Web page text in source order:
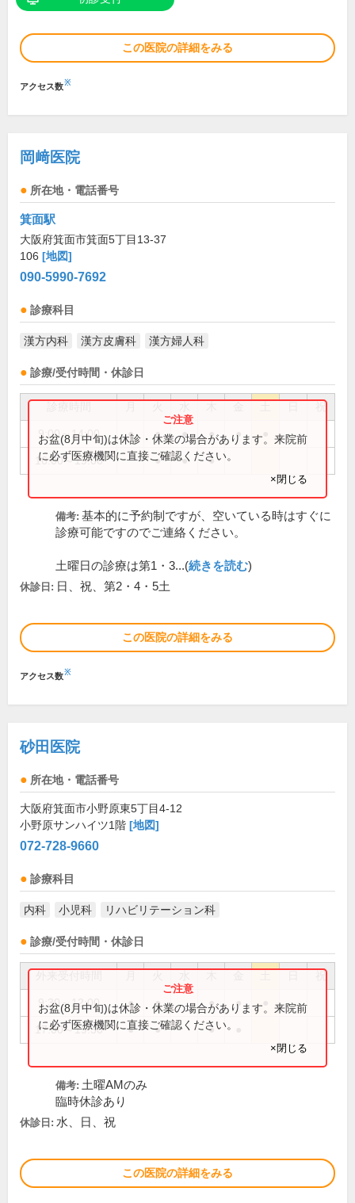
この医院の詳細をみる
アクセス数※
岡﨑医院
所在地・電話番号
箕面駅
大阪府箕面市箕面5丁目13-37
106 [地図]
090-5990-7692
診療科目
漢方内科 漢方皮膚科 漢方婦人科
診療/受付時間・休診日
祝
9:00～14:00 ● ● ● ● ●
16:00～19:00 ● ● ●
お盆(8月中旬)は休診・休業の場合があります。来院前
に必ず医療機関に直接ご確認ください。
×閉じる
備考: 基本的に予約制ですが、空いている時はすぐに
診療可能ですのでご連絡ください。
土曜日の診療は第1・3...(続きを読む)
休診日: 日、祝、第2・4・5土
この医院の詳細をみる
アクセス数※
砂田医院
所在地・電話番号
大阪府箕面市小野原東5丁目4-12
小野原サンハイツ1階 [地図]
072-728-9660
診療科目
内科 小児科 リハビリテーション科
診療/受付時間・休診日
祝
9:30～12:00 ● ● ● ●
17:00～19:30 ● ● ●
お盆(8月中旬)は休診・休業の場合があります。来院前
に必ず医療機関に直接ご確認ください。
×閉じる
備考: 土曜AMのみ
臨時休診あり
休診日: 水、日、祝
この医院の詳細をみる